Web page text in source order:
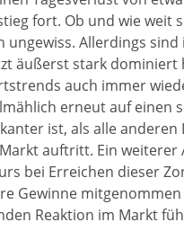
fort. Ob und wie weit
Allerdings
äußerst stark dominiert
auch immer
erneut auf einen
ist, als alle anderen
auftritt. Ein weiterer
bei Erreichen dieser
Gewinne
Reaktion im Markt